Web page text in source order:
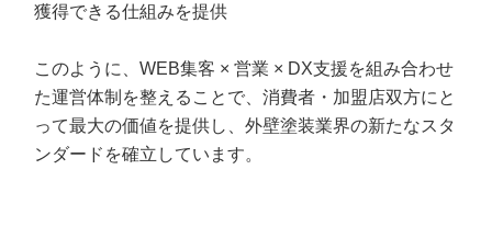
獲得できる仕組みを提供
このように、WEB集客 × 営業 × DX支援を組み合わせ
た運営体制を整えることで、消費者・加盟店双方にと
って最大の価値を提供し、外壁塗装業界の新たなスタ
ンダードを確立しています。